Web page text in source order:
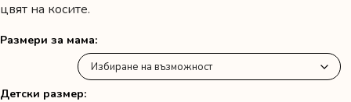
цвят на косите.
Размери за мама
Детски размер